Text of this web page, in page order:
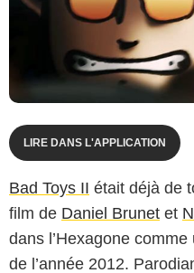
LIRE DANS L'APPLICATION
Bad Toys II était déjà de
film de Daniel Brunet et
dans l’Hexagone
de l’année 2012.